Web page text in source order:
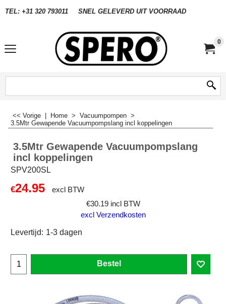
TEL: +31 320 793011 SNEL GELEVERD UIT VOORRAAD
0
<< Vorige Home > Vacuumpompen >
3.5Mtr Gewapende Vacuumpompslang incl koppelingen
3.5Mtr Gewapende Vacuumpompslang
incl koppelingen
SPV200SL
€24.95
excl BTW
€30.19 incl BTW
excl Verzendkosten
Levertijd: 1-3 dagen
Bestel